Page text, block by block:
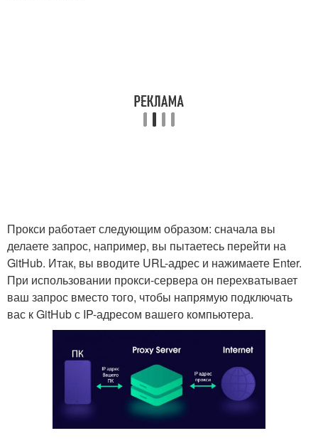
Прокси работает следующим образом: сначала вы
делаете запрос, например, вы пытаетесь перейти на
GitHub. Итак, вы вводите URL-адрес и нажимаете Enter.
При использовании прокси-сервера он перехватывает
ваш запрос вместо того, чтобы напрямую подключать
вас к GitHub с IP-адресом вашего компьютера.